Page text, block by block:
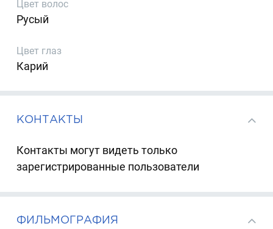
Цвет волос
Русый
Цвет глаз
Карий
КОНТАКТЫ
Контакты могут видеть только
зарегистрированные пользователи
ФИЛЬМОГРАФИЯ